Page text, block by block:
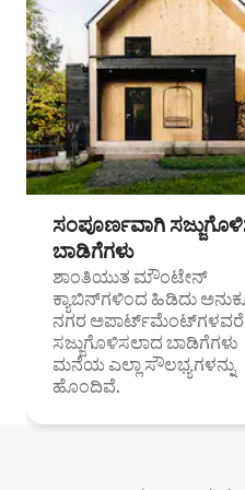
ಸಂಪೂರ್ಣವಾಗಿ
ಬಾಡಿಗೆಗಳು
ಶಾಂತಿಯುತ ಮೌಂಟೇನ್
ಕ್ಯಾಬಿನ್‌ಗಳಿಂದ ಹಿಡಿದು
ನಗರ
ಸಜ್ಜುಗೊಳಿಸಲಾದ ಬಾಡಿಗೆಗಳು
ಮನೆಯ ಎಲ್ಲಾ ಸೌಲಭ್ಯಗಳನ್ನು
ಹೊಂದಿವೆ.